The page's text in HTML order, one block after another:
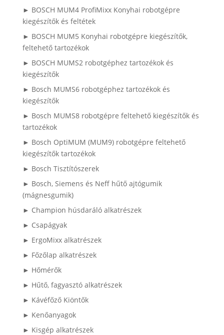
► BOSCH MUM4 ProfiMixx Konyhai robotgépre
kiegészítők és feltétek
► BOSCH MUM5 Konyhai robotgépre kiegészítők,
feltehető tartozékok
► BOSCH MUMS2 robotgéphez tartozékok és
kiegészítők
► Bosch MUMS6 robotgéphez tartozékok és
kiegészítők
► Bosch MUMS8 robotgépre feltehető kiegészítők és
tartozékok
► Bosch OptiMUM (MUM9) robotgépre feltehető
kiegészítők tartozékok
► Bosch Tisztítószerek
► Bosch, Siemens és Neff hűtő ajtógumik
(mágnesgumik)
► Champion húsdaráló alkatrészek
► Csapágyak
► ErgoMixx alkatrészek
► Főzőlap alkatrészek
► Hőmérők
► Hűtő, fagyasztó alkatrészek
► Kávéfőző Kiöntők
► Kenőanyagok
► Kisgép alkatrészek